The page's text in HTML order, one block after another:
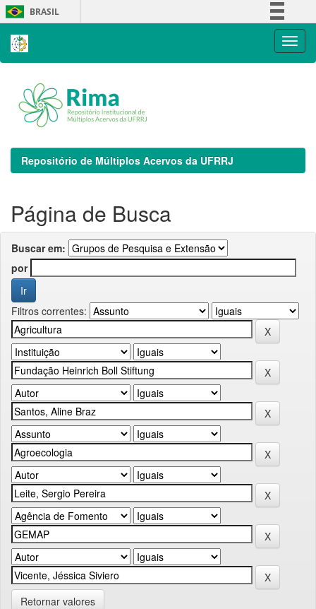
Skip
navigation
BRASIL
Repositório de Múltiplos Acervos da UFRRJ
Página de Busca
Buscar em:
por
Filtros correntes:
Retornar valores